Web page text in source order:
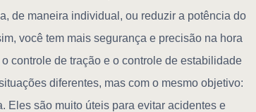
de maneira individual, ou reduzir a potência do
você tem mais segurança e precisão na hora
controle de tração e o controle de estabilidade
diferentes, mas com o mesmo objetivo:
Eles são muito úteis para evitar acidentes e